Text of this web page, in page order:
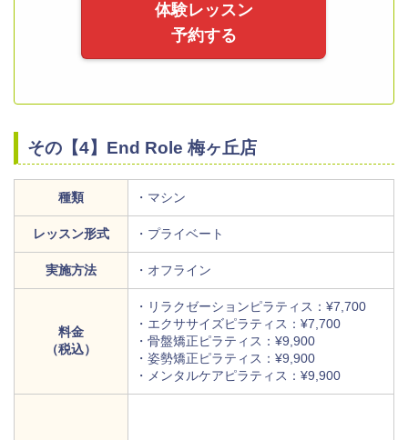
体験レッスン
予約する
その【4】End Role 梅ヶ丘店
種類 ・マシン
レッスン形式 ・プライベート
実施方法 ・オフライン
料金
（税込）
・リラクゼーションピラティス：¥7,700
・エクササイズピラティス：¥7,700
・骨盤矯正ピラティス：¥9,900
・姿勢矯正ピラティス：¥9,900
・メンタルケアピラティス：¥9,900